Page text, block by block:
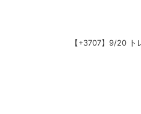
【+3707】9/20 ト